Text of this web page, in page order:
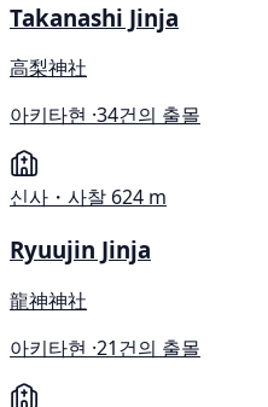
Takanashi Jinja
高梨神社
아키타현 ·34건의 출몰
신사・사찰 624 m
Ryuujin Jinja
龍神神社
아키타현 ·21건의 출몰